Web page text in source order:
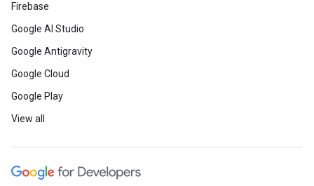
Firebase
Google AI Studio
Google Antigravity
Google Cloud
Google Play
View all